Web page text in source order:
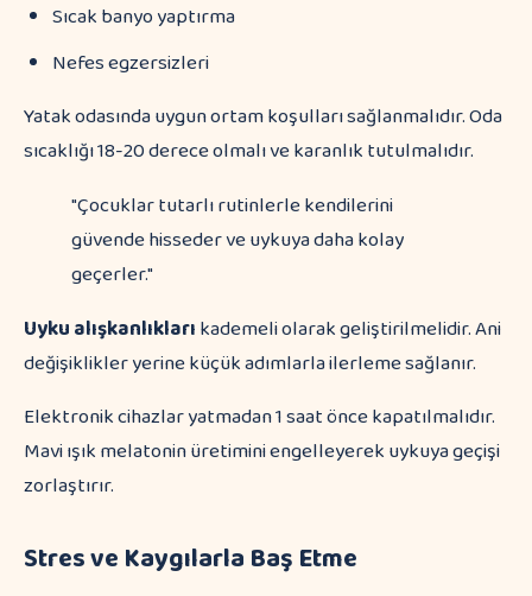
Sıcak banyo yaptırma
Nefes egzersizleri
Yatak odasında uygun ortam koşulları sağlanmalıdır. Oda
sıcaklığı 18-20 derece olmalı ve karanlık tutulmalıdır.
"Çocuklar tutarlı rutinlerle kendilerini
güvende hisseder ve uykuya daha kolay
geçerler."
Uyku alışkanlıklarıkademeli olarak geliştirilmelidir. Ani
değişiklikler yerine küçük adımlarla ilerleme sağlanır.
Elektronik cihazlar yatmadan 1 saat önce kapatılmalıdır.
Mavi ışık melatonin üretimini engelleyerek uykuya geçişi
zorlaştırır.
Stres ve Kaygılarla Baş Etme